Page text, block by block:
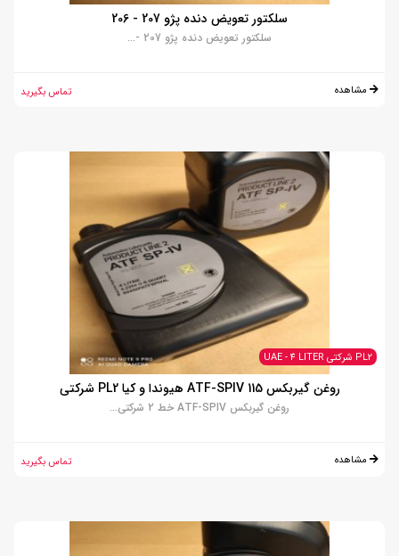
سلکتور تعویض دنده پژو 207 - 206
سلکتور تعویض دنده پژو 207 -...
مشاهده تماس بگیرید
PL2 شرکتی UAE - 4 LITER
روغن گیربکس ATF-SPIV 115 هیوندا و کیا PL2 شرکتی
روغن گیربکس ATF-SPIV خط 2 شرکتی...
مشاهده تماس بگیرید